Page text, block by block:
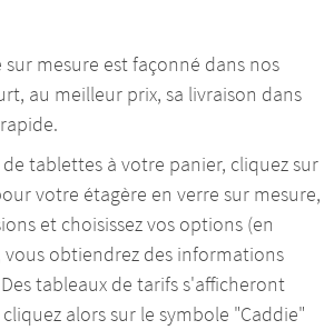
mesure est façonné dans nos
au meilleur prix, sa livraison dans
tablettes à votre panier, cliquez sur
votre étagère en verre sur mesure,
et choisissez vos options (en
vous obtiendrez des informations
tableaux de tarifs s'afficheront
alors sur le symbole "Caddie"